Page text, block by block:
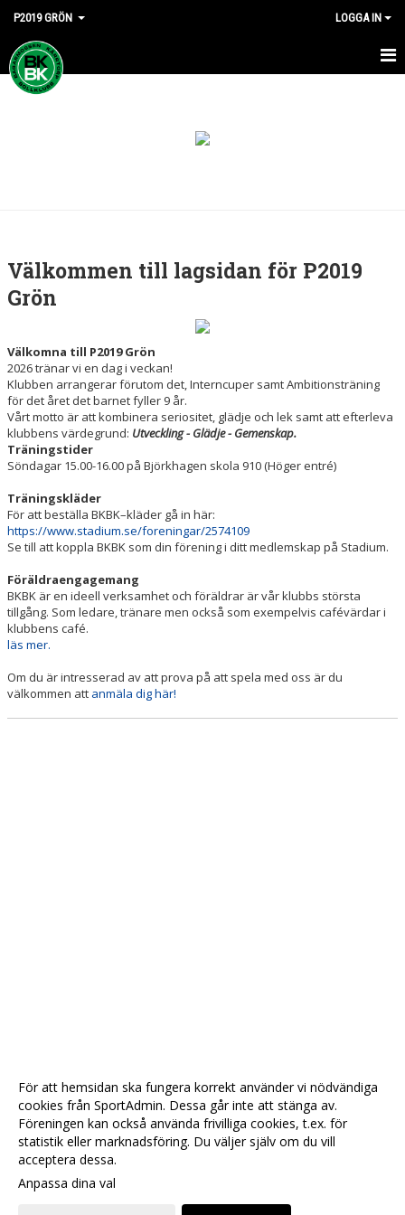
P2019 GRÖN LOGGA IN
HEM
BILDGALLERI
KONTAKT
Välkommen till lagsidan för P2019
Grön
Välkomna till P2019 Grön
2026 tränar vi en dag i veckan!
Klubben arrangerar förutom det, Interncuper samt Ambitionsträning
för det året det barnet fyller 9 år.
Vårt motto är att kombinera seriositet, glädje och lek samt att efterleva
klubbens värdegrund: Utveckling - Glädje - Gemenskap.
Träningstider
Söndagar 15.00-16.00 på Björkhagen skola 910 (Höger entré)
Träningskläder
För att beställa BKBK–kläder gå in här:
https://www.stadium.se/foreningar/2574109
Se till att koppla BKBK som din förening i ditt medlemskap på Stadium.
Föräldraengagemang
BKBK är en ideell verksamhet och föräldrar är vår klubbs största
tillgång. Som ledare, tränare men också som exempelvis cafévärdar i
klubbens café.
läs mer.
Om du är intresserad av att prova på att spela med oss är du
välkommen att anmäla dig här!
För att hemsidan ska fungera korrekt använder vi nödvändiga
cookies från SportAdmin. Dessa går inte att stänga av.
Föreningen kan också använda frivilliga cookies, t.ex. för
statistik eller marknadsföring. Du väljer själv om du vill
acceptera dessa.
Anpassa dina val